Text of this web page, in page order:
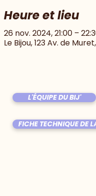
Heure et lieu
26 nov. 2024, 21:00 –
Le Bijou, 123 Av. de
L'ÉQUIPE DU BIJ'
FICHE TECHNIQUE DE